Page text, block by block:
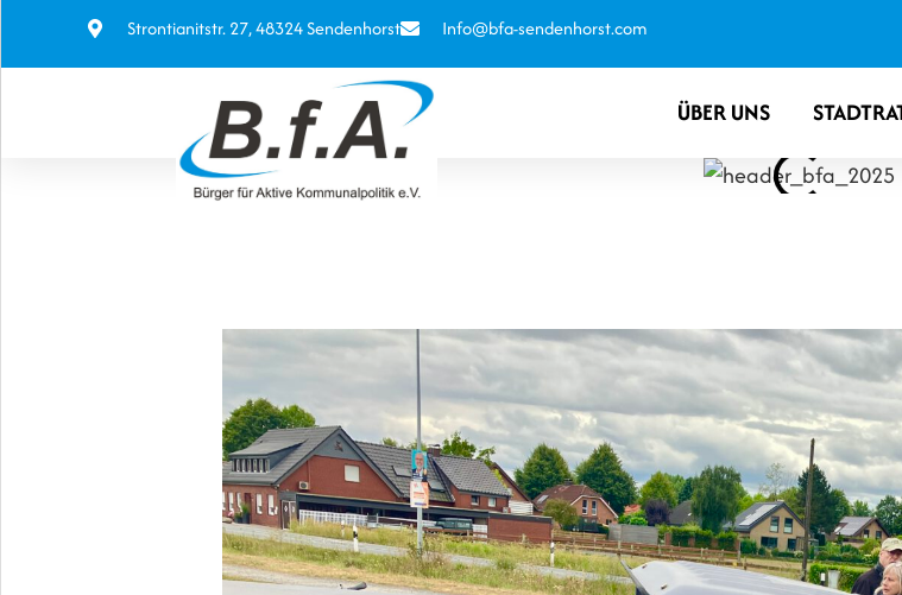
Strontianitstr. 27, 48324 Sendenhorst Info@bfa-sendenhorst.com
ÜBER UNS
WIR SIND BUNT.